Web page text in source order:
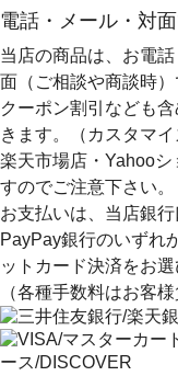
電話・メール・対
当店の商品は、お電
面（ご相談や商談時）
クーポン割引なども
きます。（カスタマ
楽天市場店・Yahoo
すのでご注意下さい。
お支払いは、当店銀
PayPay銀行のいずれ
ットカード決済をお選
（各種手数料はお客